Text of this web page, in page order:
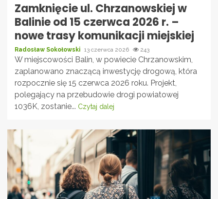
Zamknięcie ul. Chrzanowskiej w
Balinie od 15 czerwca 2026 r. –
nowe trasy komunikacji miejskiej
Radosław Sokołowski 13 czerwca 2026 243
W miejscowości Balin, w powiecie Chrzanowskim,
zaplanowano znaczącą inwestycję drogową, która
rozpocznie się 15 czerwca 2026 roku. Projekt,
polegający na przebudowie drogi powiatowej
1036K, zostanie... Czytaj dalej